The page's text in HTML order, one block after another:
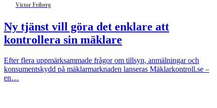
Victor Friberg
Ny tjänst vill göra det enklare att
kontrollera sin mäklare
Efter flera uppmärksammade frågor om tillsyn, anmälningar och
konsumentskydd på mäklarmarknaden lanseras Mäklarkontroll.se –
en…